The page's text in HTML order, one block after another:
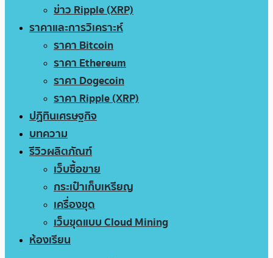
ข่าว Ripple (XRP)
ราคาและการวิเคราะห์
ราคา Bitcoin
ราคา Ethereum
ราคา Dogecoin
ราคา Ripple (XRP)
ปฏิทินเศรษฐกิจ
บทความ
รีวิวผลิตภัณฑ์
เว็บซื้อขาย
กระเป๋าเก็บเหรียญ
เครื่องขุด
เว็บขุดแบบ Cloud Mining
ห้องเรียน